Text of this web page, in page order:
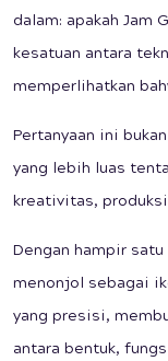
dalam: apakah Jam
kesatuan antara
memperlihatkan
Pertanyaan ini
yang lebih luas
kreativitas,
Dengan hampir
menonjol sebagai
yang presisi,
antara bentuk,